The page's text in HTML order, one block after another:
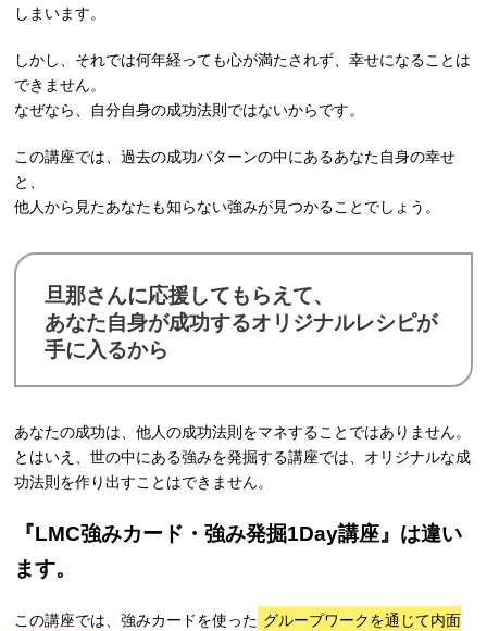
しまいます。
しかし、それでは何年経っても心が満たされず、幸せになることは
できません。
なぜなら、自分自身の成功法則ではないからです。
この講座では、過去の成功パターンの中にあるあなた自身の幸せ
と、
他人から見たあなたも知らない強みが見つかることでしょう。
旦那さんに応援してもらえて、
あなた自身が成功するオリジナルレシピが
手に入るから
あなたの成功は、他人の成功法則をマネすることではありません。
とはいえ、世の中にある強みを発掘する講座では、オリジナルな成
功法則を作り出すことはできません。
『LMC強みカード・強み発掘1Day講座』は違い
ます。
この講座では、強みカードを使った グループワークを通じて内面